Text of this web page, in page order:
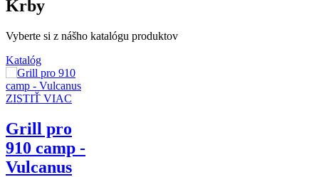
Krby
Vyberte si z nášho katalógu produktov
Katalóg
ZISTIŤ VIAC
Grill pro
910 camp -
Vulcanus